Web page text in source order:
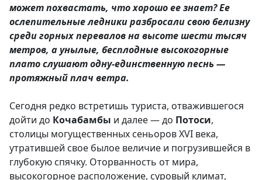
может похвастать, что хорошо ее знает? Ее
ослепительные ледники разбросали свою белизну
среди горных перевалов на высоте шести тысяч
метров, а унылые, бесплодные высокогорные
плато слушают одну-единственную песнь —
протяжный плач ветpa.
Сегодня редко встретишь туриста, отважившегося
дойти до Кочабамбы и далее — до Потоси,
столицы могущественных сеньоров XVI века,
утратившей свое былое величие и погрузившейся в
глубокую спячку. Оторванность от мира,
высокогорное расположение, суровый климат,